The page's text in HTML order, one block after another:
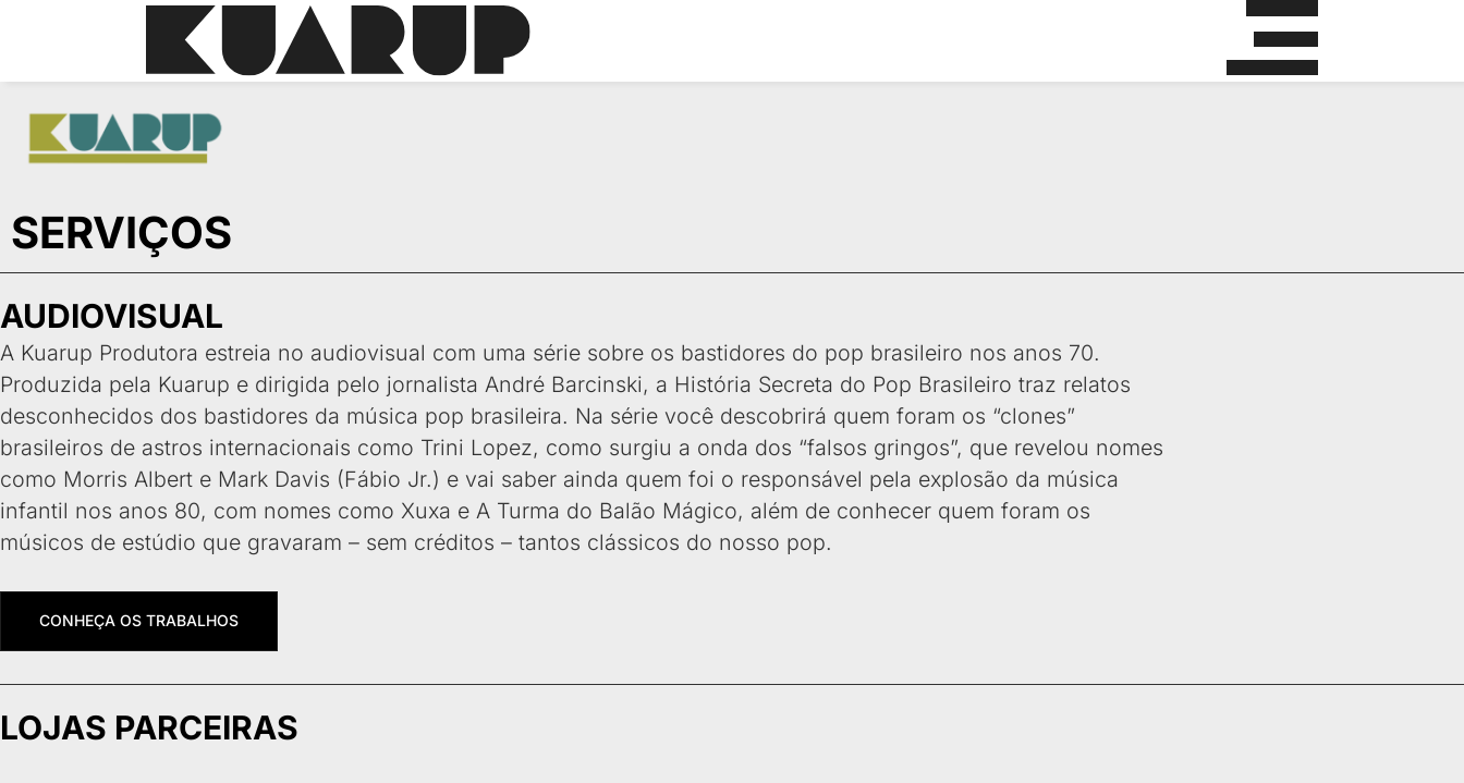
SERVIÇOS
AUDIOVISUAL
A Kuarup Produtora estreia no audiovisual com uma série sobre os bastidores do pop brasileiro nos anos 70.
Produzida pela Kuarup e dirigida pelo jornalista André Barcinski, a História Secreta do Pop Brasileiro traz relatos
desconhecidos dos bastidores da música pop brasileira. Na série você descobrirá quem foram os “clones”
brasileiros de astros internacionais como Trini Lopez, como surgiu a onda dos “falsos gringos”, que revelou nomes
como Morris Albert e Mark Davis (Fábio Jr.) e vai saber ainda quem foi o responsável pela explosão da música
infantil nos anos 80, com nomes como Xuxa e A Turma do Balão Mágico, além de conhecer quem foram os
músicos de estúdio que gravaram – sem créditos – tantos clássicos do nosso pop.
CONHEÇA OS TRABALHOS
LOJAS PARCEIRAS